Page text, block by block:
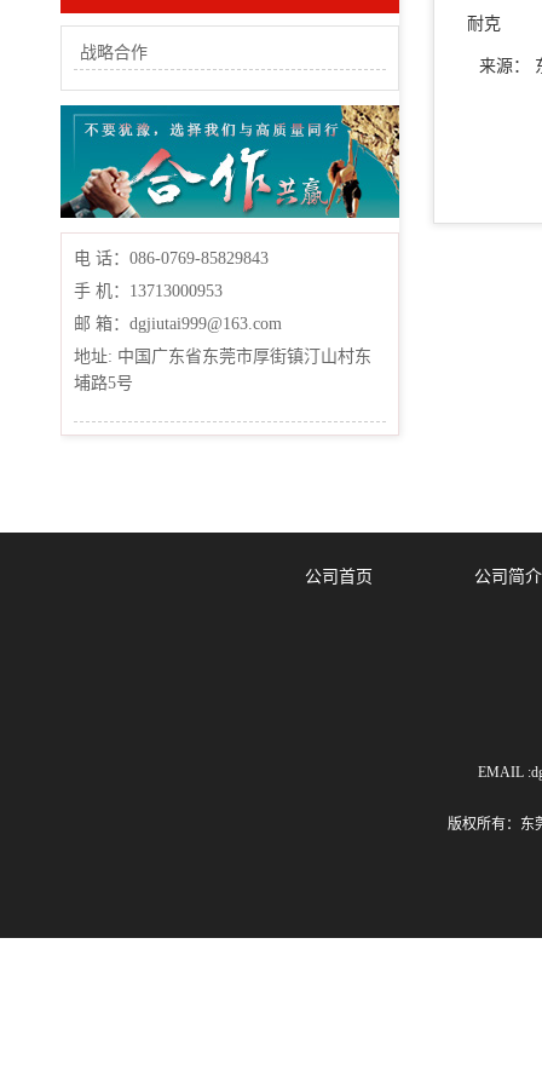
战略合作
电 话：086-0769-85829843
手 机：13713000953
邮 箱：dgjiutai999@163.com
地址: 中国广东省东莞市厚街镇汀山村东
埔路5号
耐克
来源：
公司首页 公司简介
EMAIL
版权所有：东